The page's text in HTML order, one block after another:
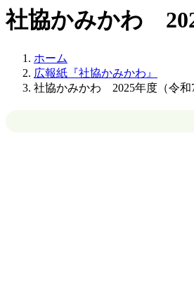
社協かみかわ
ホーム
広報紙『社協かみかわ』
社協かみかわ 2025年度（令和7